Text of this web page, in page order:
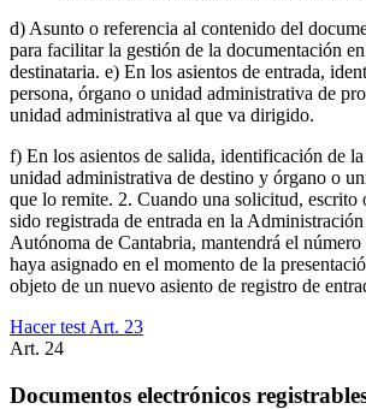
d) Asunto o referencia al contenido del
para facilitar la gestión de la documentación
destinataria. e) En los asientos de entrada,
persona, órgano o unidad administrativa de
unidad administrativa al que va dirigido.
f) En los asientos de salida, identificación de
unidad administrativa de destino y órgano o
que lo remite. 2. Cuando una solicitud, escrito
sido registrada de entrada en la
Autónoma de Cantabria, mantendrá el número
haya asignado en el momento de la
objeto de un nuevo asiento de registro de
Hacer test Art. 23
Art. 24
Documentos electrónicos